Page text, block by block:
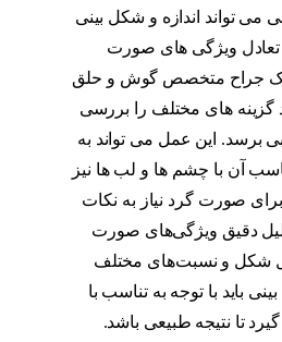
می تواند اندازه و شکل بینی
تعادل ویژگی های صورت
یک جراح متخصص گوش و حلق
گزینه های مختلف را بررسی
برسد. این عمل می تواند به
آن با چشم ها و لب ها نیز
صورت گرد نیاز به نکات
دقیق ویژگی‌های صورت
شکل و نسبت‌های مختلف
باید با توجه به تناسب با
تا نتیجه طبیعی باشد.